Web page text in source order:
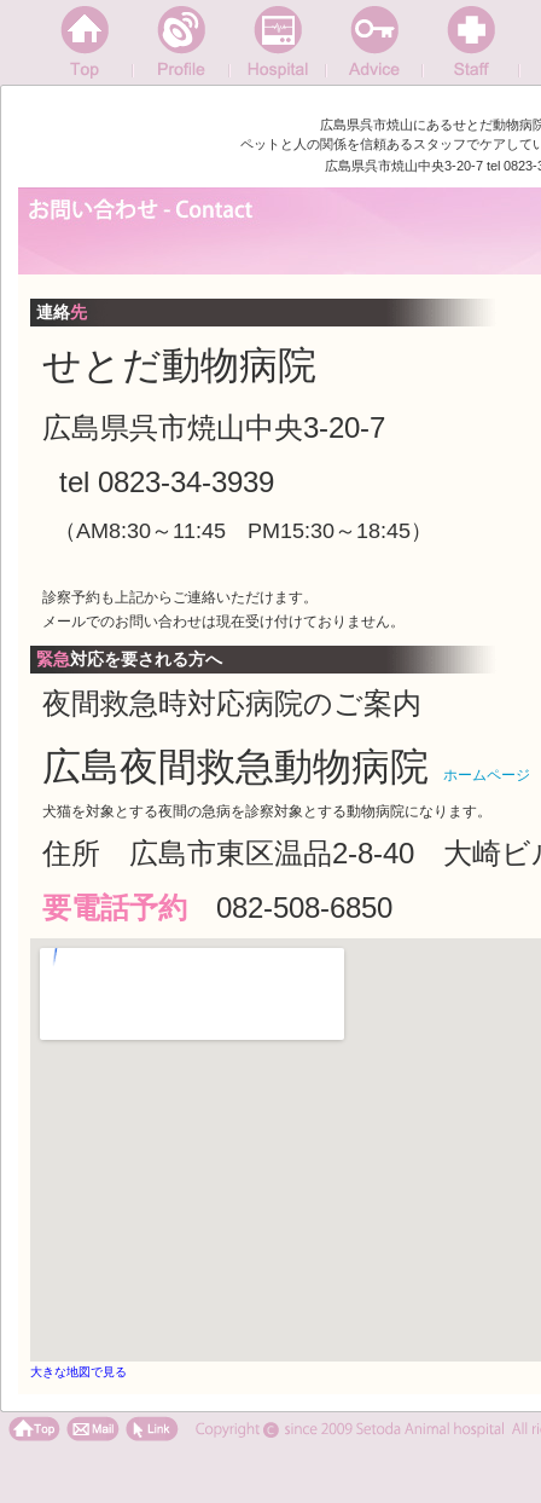
広島県呉市焼山にあるせとだ動物病
ペットと人の関係を信頼あるスタッフでケアして
広島県呉市焼山中央3-20-7 tel 0823-
連絡先
せとだ動物病院
広島県呉市焼山中央3-20-7
tel 0823-34-3939
（AM8:30～11:45 PM15:30～18:45）
診察予約も上記からご連絡いただけます。
メールでのお問い合わせは現在受け付けておりません。
緊急対応を要される方へ
夜間救急時対応病院のご案内
広島夜間救急動物病院 ホームページ
犬猫を対象とする夜間の急病を診察対象とする動物病院になります。
住所 広島市東区温品2-8-40 大崎ビ
要電話予約 082-508-6850
大きな地図で見る